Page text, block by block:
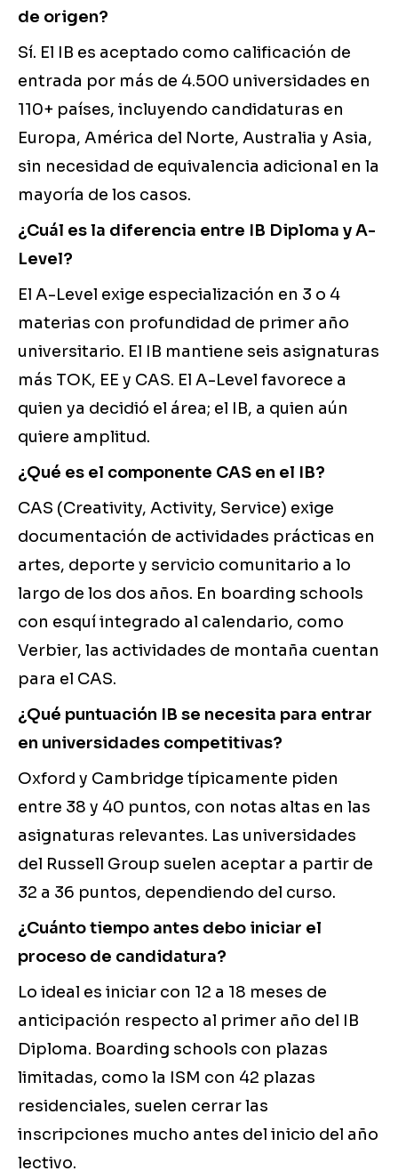
de origen?
Sí. El IB es aceptado como calificación de
entrada por más de 4.500 universidades en
110+ países, incluyendo candidaturas en
Europa, América del Norte, Australia y Asia,
sin necesidad de equivalencia adicional en la
mayoría de los casos.
¿Cuál es la diferencia entre IB Diploma y A-
Level?
El A-Level exige especialización en 3 o 4
materias con profundidad de primer año
universitario. El IB mantiene seis asignaturas
más TOK, EE y CAS. El A-Level favorece a
quien ya decidió el área; el IB, a quien aún
quiere amplitud.
¿Qué es el componente CAS en el IB?
CAS (Creativity, Activity, Service) exige
documentación de actividades prácticas en
artes, deporte y servicio comunitario a lo
largo de los dos años. En boarding schools
con esquí integrado al calendario, como
Verbier, las actividades de montaña cuentan
para el CAS.
¿Qué puntuación IB se necesita para entrar
en universidades competitivas?
Oxford y Cambridge típicamente piden
entre 38 y 40 puntos, con notas altas en las
asignaturas relevantes. Las universidades
del Russell Group suelen aceptar a partir de
32 a 36 puntos, dependiendo del curso.
¿Cuánto tiempo antes debo iniciar el
proceso de candidatura?
Lo ideal es iniciar con 12 a 18 meses de
anticipación respecto al primer año del IB
Diploma. Boarding schools con plazas
limitadas, como la ISM con 42 plazas
residenciales, suelen cerrar las
inscripciones mucho antes del inicio del año
lectivo.